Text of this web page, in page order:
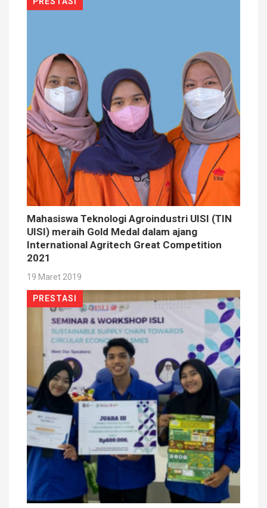
Mahasiswa Teknologi Agroindustri UISI (TIN
UISI) meraih Gold Medal dalam ajang
International Agritech Great Competition
2021
19 Maret 2019
PRESTASI